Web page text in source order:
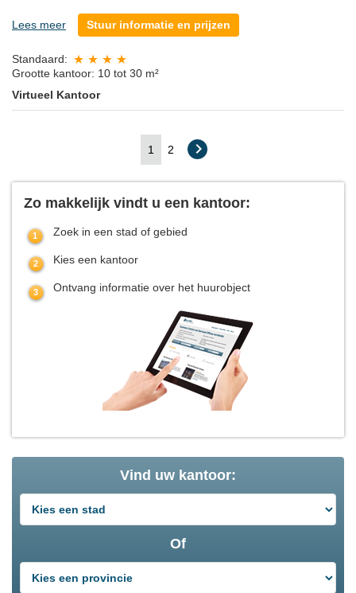
Lees meer Stuur informatie en prijzen
Standaard:
Grootte kantoor: 10 tot 30 m²
Virtueel Kantoor
1 2
Zo makkelijk vindt u een kantoor:
Zoek in een stad of gebied
Kies een kantoor
Ontvang informatie over het huurobject
Vind uw kantoor:
Of